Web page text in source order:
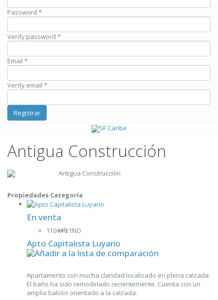
Password *
Verify password *
Email *
Verify email *
Registrar
Antigua Construcción
Antigua Construcción
Propiedades Categoría
En venta
110 M²21NO
Apto Capitalista Luyano
Apartamento con mucha claridad localizado en plena calzada.
El baño ha sido remodelado recientemente. Cuenta con un
amplio balcón orientado a la calzada.